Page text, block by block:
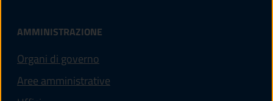
AMMINISTRAZIONE
Organi di governo
Aree amministrative